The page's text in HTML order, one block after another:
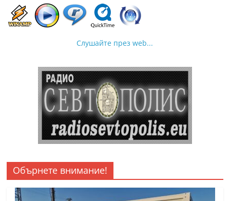
Слушайте през web...
Обърнете внимание!